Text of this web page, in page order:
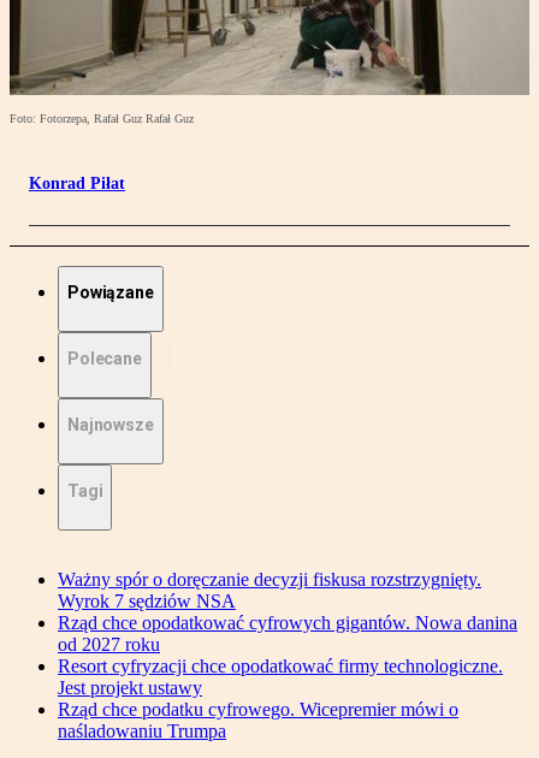
Foto: Fotorzepa, Rafał Guz Rafał Guz
Konrad Piłat
Powiązane
Polecane
Najnowsze
Tagi
Ważny spór o doręczanie decyzji fiskusa rozstrzygnięty.
Wyrok 7 sędziów NSA
Rząd chce opodatkować cyfrowych gigantów. Nowa danina
od 2027 roku
Resort cyfryzacji chce opodatkować firmy technologiczne.
Jest projekt ustawy
Rząd chce podatku cyfrowego. Wicepremier mówi o
naśladowaniu Trumpa